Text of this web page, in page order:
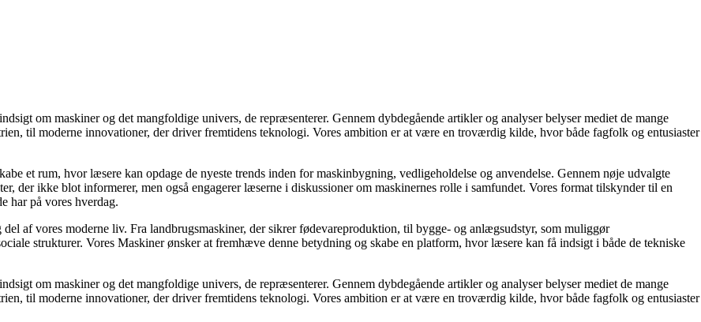
om maskiner og det mangfoldige univers, de repræsenterer. Gennem dybdegående artikler og analyser belyser mediet de mange
til moderne innovationer, der driver fremtidens teknologi. Vores ambition er at være en troværdig kilde, hvor både fagfolk og entusiaster
et rum, hvor læsere kan opdage de nyeste trends inden for maskinbygning, vedligeholdelse og anvendelse. Gennem nøje udvalgte
der ikke blot informerer, men også engagerer læserne i diskussioner om maskinernes rolle i samfundet. Vores format tilskynder til en
har på vores hverdag.
af vores moderne liv. Fra landbrugsmaskiner, der sikrer fødevareproduktion, til bygge- og anlægsudstyr, som muliggør
strukturer. Vores Maskiner ønsker at fremhæve denne betydning og skabe en platform, hvor læsere kan få indsigt i både de tekniske
om maskiner og det mangfoldige univers, de repræsenterer. Gennem dybdegående artikler og analyser belyser mediet de mange
til moderne innovationer, der driver fremtidens teknologi. Vores ambition er at være en troværdig kilde, hvor både fagfolk og entusiaster